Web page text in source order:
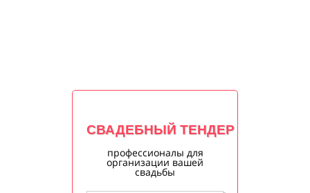
СВАДЕБНЫЙ ТЕНДЕР
профессионалы для
организации вашей
свадьбы